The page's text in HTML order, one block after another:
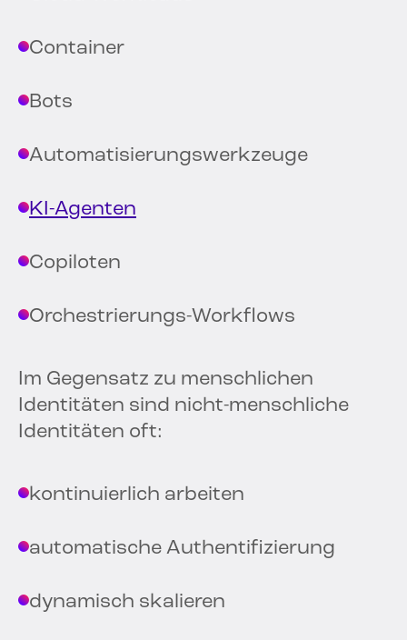
Container
Bots
Automatisierungswerkzeuge
KI-Agenten
Copiloten
Orchestrierungs-Workflows
Im Gegensatz zu menschlichen
Identitäten sind nicht-menschliche
Identitäten oft:
kontinuierlich arbeiten
automatische Authentifizierung
dynamisch skalieren